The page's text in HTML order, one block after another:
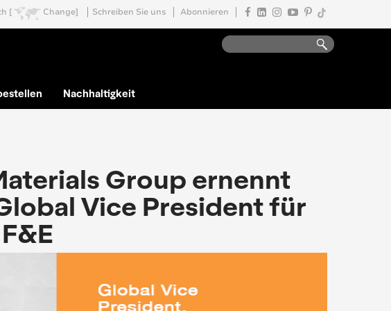
[ Change] Schreiben Sie uns Abonnieren
Nachhaltigkeit
Group ernennt
Vice President für
F&E